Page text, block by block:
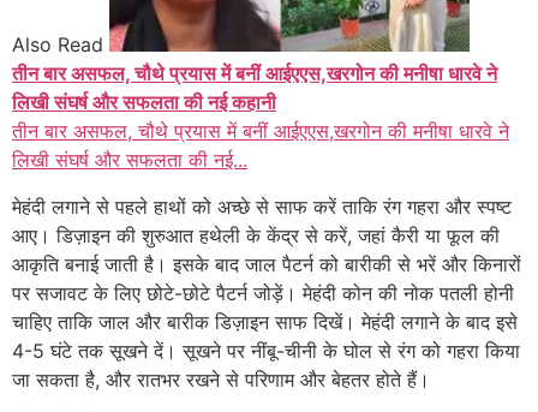
Also Read
तीन बार असफल, चौथे प्रयास में बनीं आईएएस,खरगोन की मनीषा धारवे ने
लिखी संघर्ष और सफलता की नई कहानी
तीन बार असफल, चौथे प्रयास में बनीं आईएएस,खरगोन की मनीषा धारवे ने
लिखी संघर्ष और सफलता की नई...
मेहंदी लगाने से पहले हाथों को अच्छे से साफ करें ताकि रंग गहरा और स्पष्ट
आए। डिज़ाइन की शुरुआत हथेली के केंद्र से करें, जहां कैरी या फूल की
आकृति बनाई जाती है। इसके बाद जाल पैटर्न को बारीकी से भरें और किनारों
पर सजावट के लिए छोटे-छोटे पैटर्न जोड़ें। मेहंदी कोन की नोक पतली होनी
चाहिए ताकि जाल और बारीक डिज़ाइन साफ दिखें। मेहंदी लगाने के बाद इसे
4-5 घंटे तक सूखने दें। सूखने पर नींबू-चीनी के घोल से रंग को गहरा किया
जा सकता है, और रातभर रखने से परिणाम और बेहतर होते हैं।